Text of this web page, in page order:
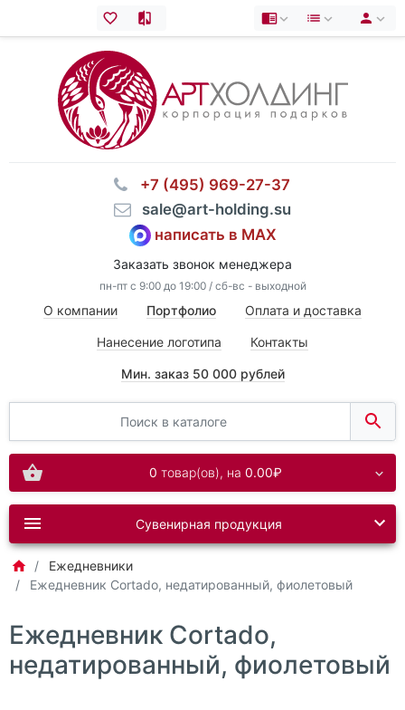
⠀+7 (495) 969-27-37
⠀sale@art-holding.su
написать в MAX
Заказать звонок менеджера
пн-пт с 9:00 до 19:00 / сб-вс - выходной
О компании Портфолио Оплата и доставка
Нанесение логотипа Контакты
Мин. заказ 50 000 рублей
0 товар(ов), на 0.00₽
Сувенирная продукция
Ежедневники
Ежедневник Cortado, недатированный, фиолетовый
Ежедневник Cortado,
недатированный, фиолетовый